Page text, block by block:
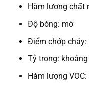
Hàm lượng chất
Độ bóng: mờ
Điểm chớp cháy:
Tỷ trọng:
Hàm lượng